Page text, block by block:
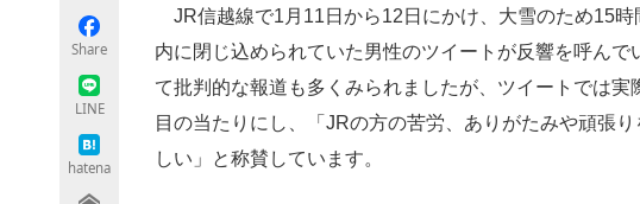
Share
LINE
hatena
JR信越線で1月11日から12日にかけ、大雪のため15
内に閉じ込められていた男性のツイートが反響を呼ん
て批判的な報道も多くみられましたが、ツイートでは
目の当たりにし、「JRの方の苦労、ありがたみや頑張
しい」と称賛しています。